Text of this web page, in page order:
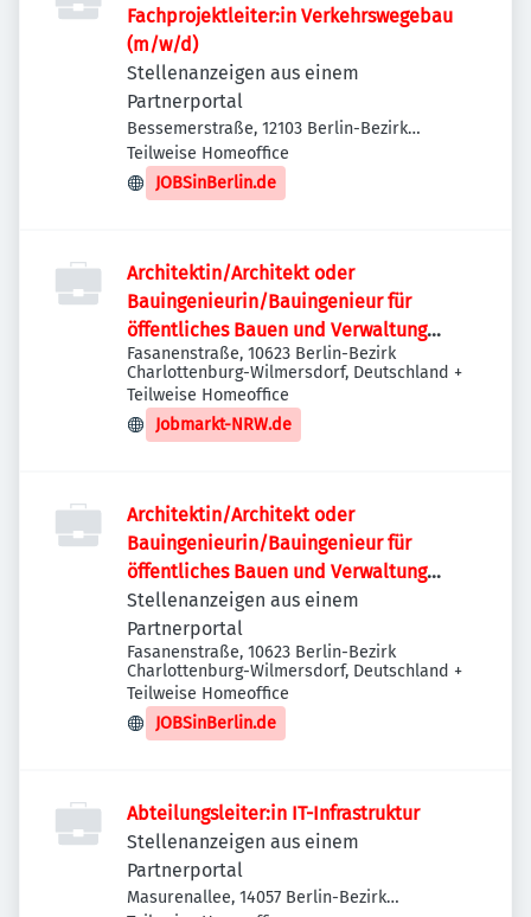
Fachprojektleiter:in Verkehrswegebau
(m/w/d)
Stellenanzeigen aus einem
Partnerportal
Bessemerstraße, 12103 Berlin-Bezirk
Tempelhof-Schöneberg, Deutschland
Teilweise Homeoffice
JOBSinBerlin.de
Architektin/Architekt oder
Bauingenieurin/Bauingenieur für
öffentliches Bauen und Verwaltung
(w/m/d)
Fasanenstraße, 10623 Berlin-Bezirk
Charlottenburg-Wilmersdorf, Deutschland +
Teilweise Homeoffice
Jobmarkt-NRW.de
Architektin/Architekt oder
Bauingenieurin/Bauingenieur für
öffentliches Bauen und Verwaltung
(w/m/d)
Stellenanzeigen aus einem
Partnerportal
Fasanenstraße, 10623 Berlin-Bezirk
Charlottenburg-Wilmersdorf, Deutschland +
Teilweise Homeoffice
JOBSinBerlin.de
Abteilungsleiter:in IT-Infrastruktur
Stellenanzeigen aus einem
Partnerportal
Masurenallee, 14057 Berlin-Bezirk